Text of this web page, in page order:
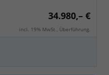
34.980,– €
incl. 19% MwSt., Überführung.